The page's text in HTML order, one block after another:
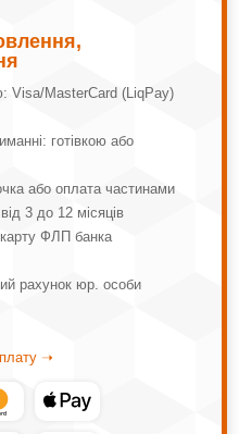
Visa/MasterCard (LiqPay)
готівкою або
або оплата частинами
3 до 12 місяців
ФЛП банка
рахунок юр. особи
➝